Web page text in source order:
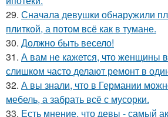
29. Сначала девушки обнаружили
плиткой, а потом всё как в тумане.
30. Должно быть весело!
31. А вам не кажется, что женщины
слишком часто делают ремонт в
32. А вы знали, что в Германии
мебель, а забрать всё с мусорки.
33. Есть мнение, что девы - самый